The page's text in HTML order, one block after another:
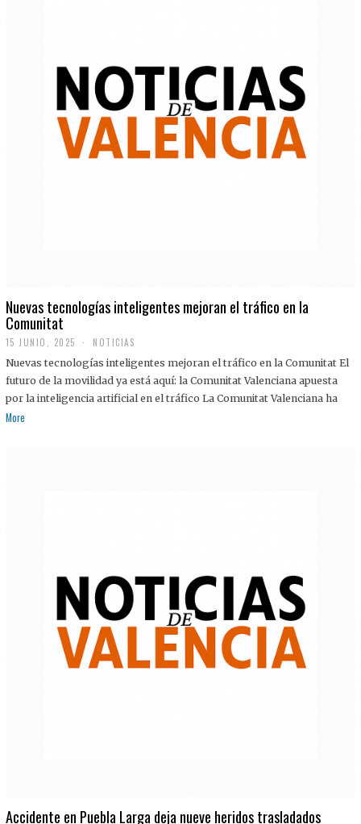
Nuevas tecnologías inteligentes mejoran el tráfico en la
Comunitat
15 JUNIO, 2025 NOTICIAS
Nuevas tecnologías inteligentes mejoran el tráfico en la Comunitat El
futuro de la movilidad ya está aquí: la Comunitat Valenciana apuesta
por la inteligencia artificial en el tráfico La Comunitat Valenciana ha
More
Accidente en Puebla Larga deja nueve heridos trasladados